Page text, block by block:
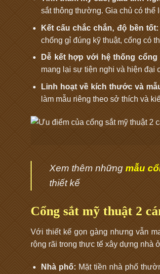
sắt thông thường. Gia chủ có thể
Kết cấu chắc chắn, độ bền tốt:
chống gỉ đúng kỹ thuật, cổng có
Dễ kết hợp với hệ thống
mang lại sự tiện nghi và hiện đại
Linh hoạt về kích thước và
làm mẫu riêng theo sở thích và
Xem thêm những mẫu
thiết kế
Cổng sắt mỹ thuật 2
Với thiết kế gọn gàng nhưng vẫn
rộng rãi trong thực tế xây dựng nhà
Nhà phố: Mặt tiền nhà phố